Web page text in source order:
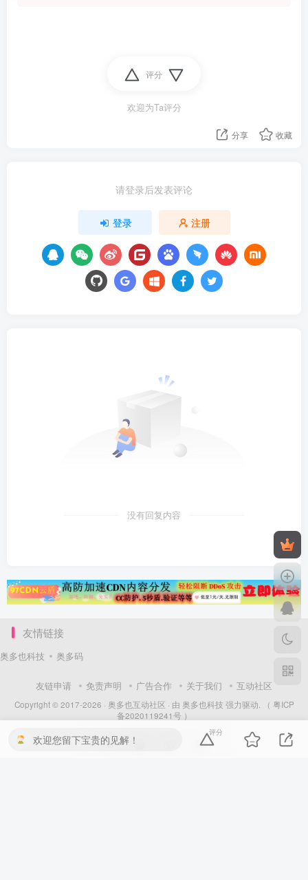
评分
欢迎为Ta评分
分享 收藏
请登录后发表评论
登录 注册
没有回复内容
友情链接
奥多也科技 奥多码
友链申请 免责声明 广告合作 关于我们 互动社区
Copyright © 2017-2026 · 奥多也互动社区 · 由 奥多也科技 强力驱动.
（ 粤ICP
备2020119241号 ）
欢迎您留下宝贵的见解！
评分